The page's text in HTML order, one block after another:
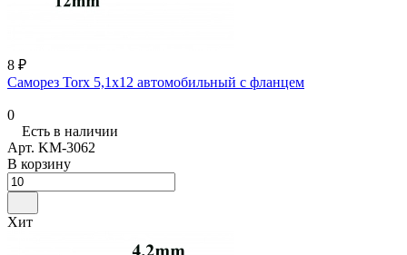
8 ₽
Саморез Torx 5,1х12 автомобильный с фланцем
0
Есть в наличии
Арт. KM-3062
В корзину
Хит